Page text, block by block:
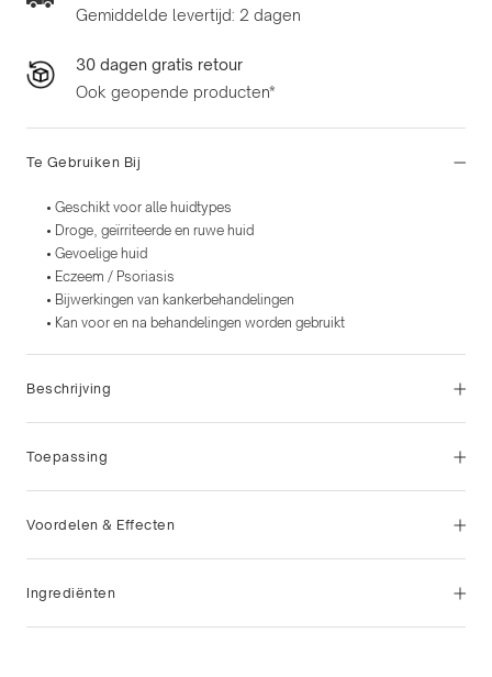
Gemiddelde levertijd: 2 dagen
30 dagen gratis retour
Ook geopende producten*
Te Gebruiken Bij
• Geschikt voor alle huidtypes
• Droge, geïrriteerde en ruwe huid
• Gevoelige huid
• Eczeem / Psoriasis
• Bijwerkingen van kankerbehandelingen
• Kan voor en na behandelingen worden gebruikt
Beschrijving
Toepassing
Voordelen & Effecten
Ingrediënten